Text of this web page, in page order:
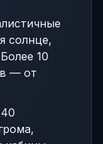
солнце,
10
— от